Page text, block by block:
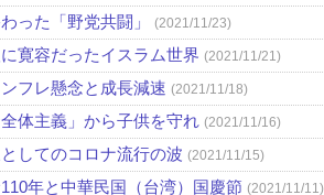
った「野党共闘」 (2021/11/23)
寛容だったイスラム世界 (2021/11/21)
フレ懸念と成長減速 (2021/11/18)
全体主義」から子供を守れ (2021/11/16)
してのコロナ流行の波 (2021/11/15)
年と中華民国（台湾）国慶節 (2021/11/11)